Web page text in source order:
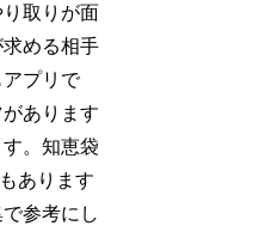
取りが面
める相手
プリで
あります
。知恵袋
あります
参考にし